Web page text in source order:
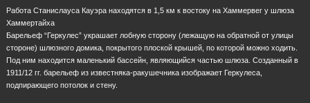
Работа Станислауса Кауэра находятся в 1,5 км к востоку на Хаммервег у шлюза
Хаммертайха
Барельеф “Геркулес” украшает лобную сторону (лежащую на обратной от улицы
стороне) шлюзного домика, покрытого плоской крышей, по которой можно ходить.
Под ним находится маленький бассейн, являющийся частью шлюза. Созданный в
1911/12 гг. барельеф из известняка-ракушечника изображает Геркулеса,
подпирающего потолок и стену.